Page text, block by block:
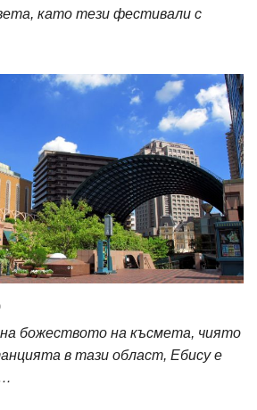
като тези фестивали с
божеството на късмета, чиято
в тази област, Ебису е